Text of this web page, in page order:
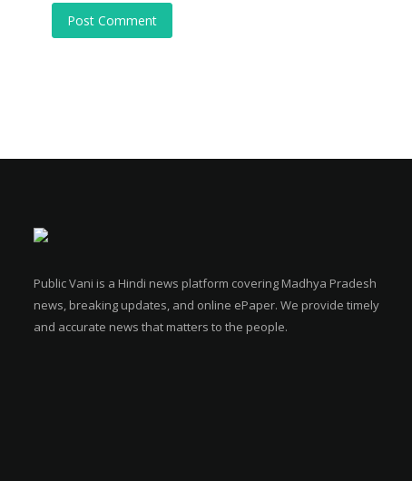
Post Comment
Public Vani is a Hindi news platform covering Madhya Pradesh
news, breaking updates, and online ePaper. We provide timely
and accurate news that matters to the people.